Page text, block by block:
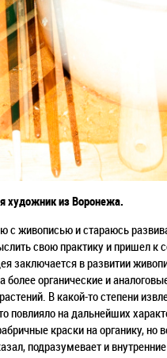
художник из Воронежа.
с живописью и стараюсь
свою практику и пришел к
заключается в развитии
органические и
В какой-то степени
повлияло на дальнейших
краски на органику, но
подразумевает и